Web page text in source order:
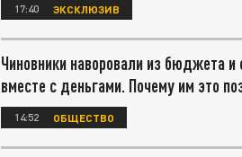
17:40 ЭКСКЛЮЗИВ
Чиновники наворовали из бюджета и
вместе с деньгами. Почему им это
14:52 ОБЩЕСТВО